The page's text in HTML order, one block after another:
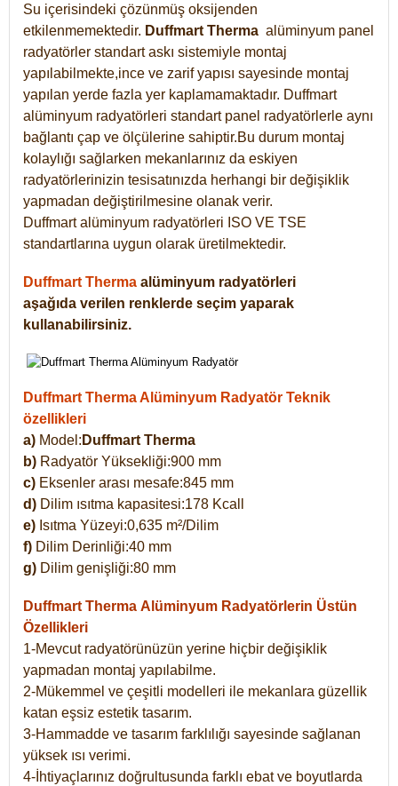
Su içerisindeki çözünmüş oksijenden
etkilenmemektedir. Duffmart Therma alüminyum panel
radyatörler standart askı sistemiyle montaj
yapılabilmekte,ince ve zarif yapısı sayesinde montaj
yapılan yerde fazla yer kaplamamaktadır. Duffmart
alüminyum radyatörleri standart panel radyatörlerle aynı
bağlantı çap ve ölçülerine sahiptir.Bu durum montaj
kolaylığı sağlarken mekanlarınız da eskiyen
radyatörlerinizin tesisatınızda herhangi bir değişiklik
yapmadan değiştirilmesine olanak verir.
Duffmart alüminyum radyatörleri ISO VE TSE
standartlarına uygun olarak üretilmektedir.
Duffmart Therma alüminyum radyatörleri
aşağıda verilen renklerde seçim yaparak
kullanabilirsiniz.
Duffmart Therma Alüminyum Radyatör Teknik
özellikleri
a) Model: Duffmart Therma
b) Radyatör Yüksekliği:900 mm
c) Eksenler arası mesafe:845 mm
d) Dilim ısıtma kapasitesi:178 Kcall
e) Isıtma Yüzeyi:0,635 m²/Dilim
f) Dilim Derinliği:40 mm
g) Dilim genişliği:80 mm
Duffmart Therma Alüminyum Radyatörlerin Üstün
Özellikleri
1-Mevcut radyatörünüzün yerine hiçbir değişiklik
yapmadan montaj yapılabilme.
2-Mükemmel ve çeşitli modelleri ile mekanlara güzellik
katan eşsiz estetik tasarım.
3-Hammadde ve tasarım farklılığı sayesinde sağlanan
yüksek ısı verimi.
4-İhtiyaçlarınız doğrultusunda farklı ebat ve boyutlarda